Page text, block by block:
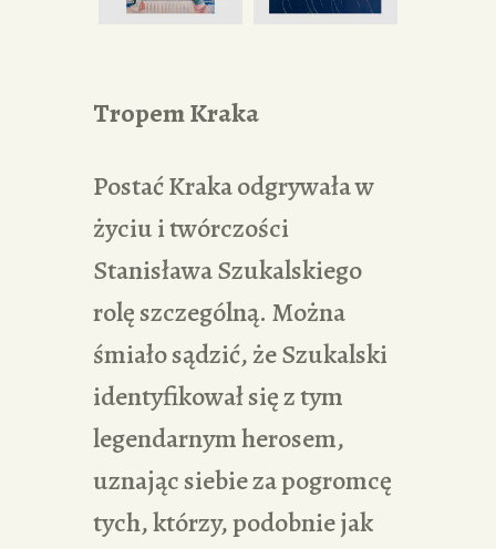
Tropem Kraka
Postać Kraka odgrywała w
życiu i twórczości
Stanisława Szukalskiego
rolę szczególną. Można
śmiało sądzić, że Szukalski
identyfikował się z tym
legendarnym herosem,
uznając siebie za pogromcę
tych, którzy, podobnie jak